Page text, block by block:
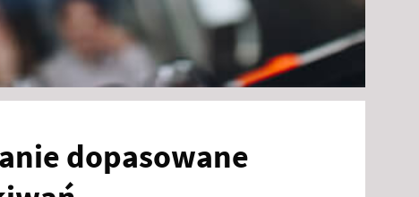
dopasowane